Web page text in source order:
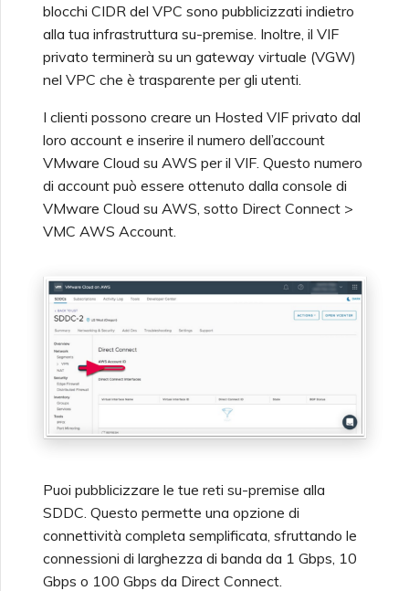
blocchi CIDR del VPC sono pubblicizzati indietro
alla tua infrastruttura su-premise. Inoltre, il VIF
privato terminerà su un gateway virtuale (VGW)
nel VPC che è trasparente per gli utenti.
I clienti possono creare un Hosted VIF privato dal
loro account e inserire il numero dell’account
VMware Cloud su AWS per il VIF. Questo numero
di account può essere ottenuto dalla console di
VMware Cloud su AWS, sotto Direct Connect >
VMC AWS Account.
Puoi pubblicizzare le tue reti su-premise alla
SDDC. Questo permette una opzione di
connettività completa semplificata, sfruttando le
connessioni di larghezza di banda da 1 Gbps, 10
Gbps o 100 Gbps da Direct Connect.